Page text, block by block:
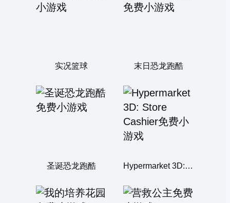
实况篮球 末日恐龙跑酷
圣诞恐龙跑酷 Hypermarket 3D: Store Cashier